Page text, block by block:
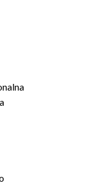
OF CONTENT